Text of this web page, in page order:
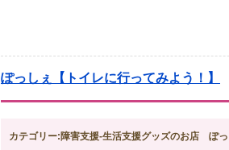
ぽっしぇ【トイレに行ってみよう！】
カテゴリー:障害支援-生活支援グッズのお店 ぽ